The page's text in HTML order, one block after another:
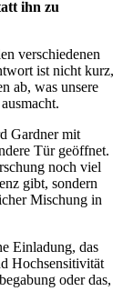
ihn zu
verschiedenen
ist nicht kurz,
ab, was unsere
Gardner mit
Tür geöffnet.
noch viel
gibt, sondern
Mischung in
Einladung, das
Hochsensitivität
oder das,